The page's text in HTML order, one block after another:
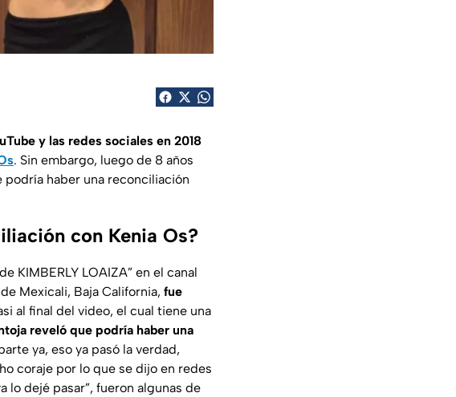
y las redes sociales en 2018
. Sin embargo, luego de 8 años
podría haber una reconciliación
con Kenia Os?
KIMBERLY LOAIZA” en el canal
Mexicali, Baja California, fue
al final del video, el cual tiene una
reveló que podría haber una
ya, eso ya pasó la verdad,
coraje por lo que se dijo en redes
lo dejé pasar”, fueron algunas de